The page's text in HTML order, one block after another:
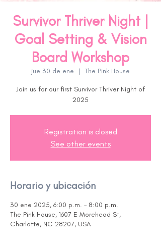
Survivor Thriver Night |
Goal Setting & Vision
Board Workshop
jue 30 de ene
  |
The Pink House
Join us for our first Survivor Thriver Night of
2025
Registration is closed
See other events
Horario y ubicación
30 ene 2025, 6:00 p.m. – 8:00 p.m.
The Pink House, 1607 E Morehead St,
Charlotte, NC 28207, USA